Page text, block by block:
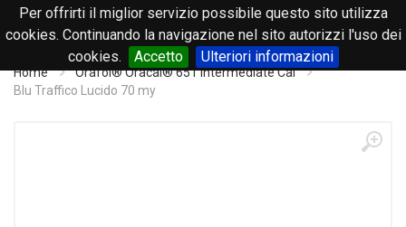
Per offrirti il miglior servizio possibile questo sito utilizza
cookies. Continuando la navigazione nel sito autorizzi l'uso dei
cookies.
Accetto Ulteriori informazioni
0
Home
Orafol® Oracal® 651 Intermediate Cal
Blu Traffico Lucido 70 my